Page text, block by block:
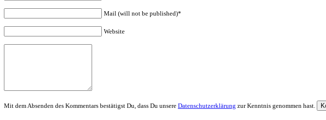
Mail (will not be published)*
Website
Mit dem Absenden des Kommentars bestätigst Du, dass Du unsere Datenschutzerklärung zur Kenntnis genommen hast.